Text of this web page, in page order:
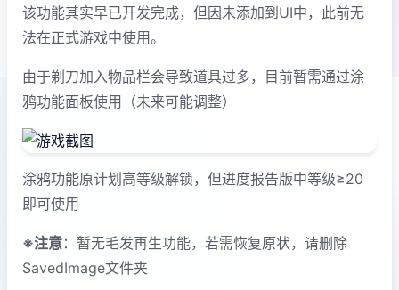
该功能其实早已开发完成，但因未添加到UI中，此前无
法在正式游戏中使用。
由于剃刀加入物品栏会导致道具过多，目前暂需通过涂
鸦功能面板使用（未来可能调整）
涂鸦功能原计划高等级解锁，但进度报告版中等级≥20
即可使用
※注意：暂无毛发再生功能，若需恢复原状，请删除
SavedImage文件夹